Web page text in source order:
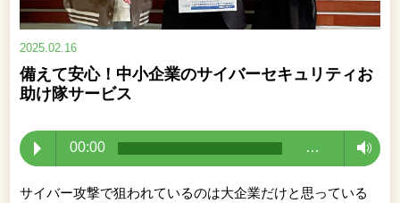
2025.02.16
備えて安心！中小企業のサイバーセキュリティお
助け隊サービス
00:00 …
サイバー攻撃で狙われているのは大企業だけと思っている